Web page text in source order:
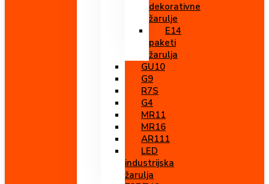
dekorativne
žarulje
E14
paketi
žarulja
GU10
G9
R7S
G4
MR11
MR16
AR111
LED
industrijska
žarulja